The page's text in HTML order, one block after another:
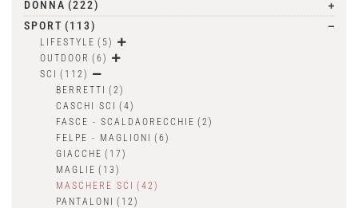
DONNA (222)
SPORT (113)
LIFESTYLE (5)
OUTDOOR (6)
SCI
(112)
BERRETTI
(2)
CASCHI SCI
(4)
FASCE - SCALDAORECCHIE (2)
FELPE - MAGLIONI
(6)
GIACCHE (17)
MAGLIE (13)
MASCHERE SCI
(42)
PANTALONI
(12)